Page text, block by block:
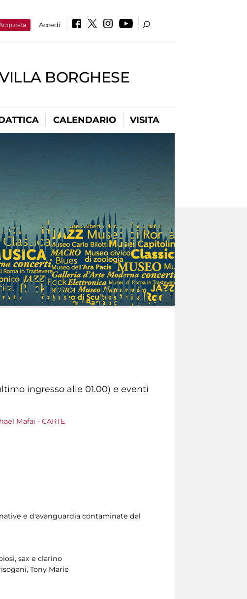
Accedi
BORGHESE
CALENDARIO VISITA
ingresso alle 01.00) e eventi
Mafai - CARTE
e d'avanguardia contaminate dal
sax e clarino
Tony Marie